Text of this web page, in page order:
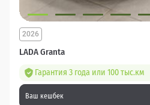
LADA Granta
2026
Гарантия 3 года или 100 тыс.км
Ваш кешбек